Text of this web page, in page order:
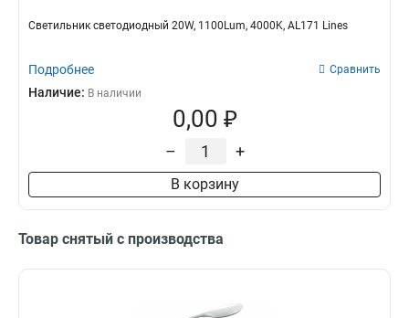
Светильник светодиодный 20W, 1100Lum, 4000K, AL171 Lines
Подробнее Сравнить
Наличие: В наличии
0,00 ₽
– +
В корзину
Товар снятый с производства